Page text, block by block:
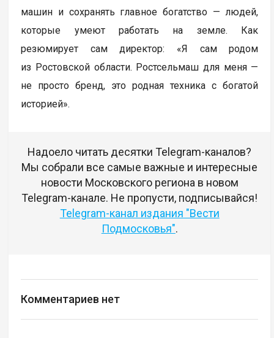
машин и сохранять главное богатство — людей,
которые умеют работать на земле. Как
резюмирует сам директор: «Я сам родом
из Ростовской области. Ростсельмаш для меня —
не просто бренд, это родная техника с богатой
историей».
Надоело читать десятки Telegram-каналов?
Мы собрали все самые важные и интересные
новости Московского региона в новом
Telegram-канале. Не пропусти, подписывайся!
Telegram-канал издания "Вести
Подмосковья".
Комментариев нет